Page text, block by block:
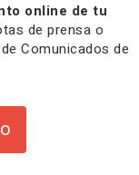
online de tu
de prensa o
Comunicados de